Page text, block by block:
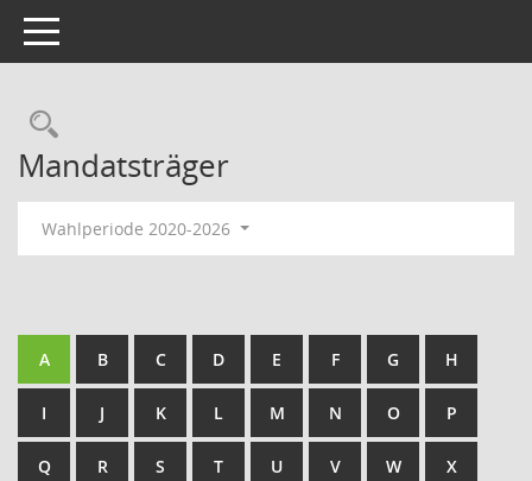
Toggle navigation
Rechercheauswahl
Mandatsträger
Wahlperiode 2020-2026
A B C D E F G H
I J K L M N O P
Q R S T U V W X